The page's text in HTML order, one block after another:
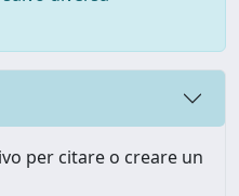
per citare o creare un